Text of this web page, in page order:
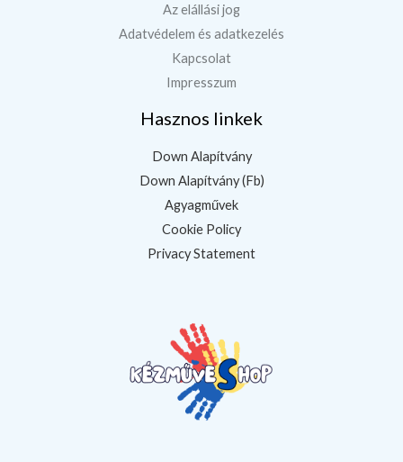
Az elállási jog
Adatvédelem és adatkezelés
Kapcsolat
Impresszum
Hasznos linkek
Down Alapítvány
Down Alapítvány (Fb)
Agyagművek
Cookie Policy
Privacy Statement